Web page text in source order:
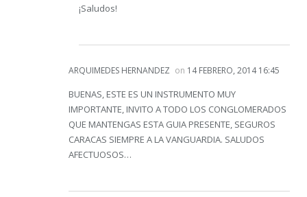
¡Saludos!
ARQUIMEDES HERNANDEZ on 14 FEBRERO, 2014 16:45
BUENAS, ESTE ES UN INSTRUMENTO MUY
IMPORTANTE, INVITO A TODO LOS CONGLOMERADOS
QUE MANTENGAS ESTA GUIA PRESENTE, SEGUROS
CARACAS SIEMPRE A LA VANGUARDIA. SALUDOS
AFECTUOSOS…